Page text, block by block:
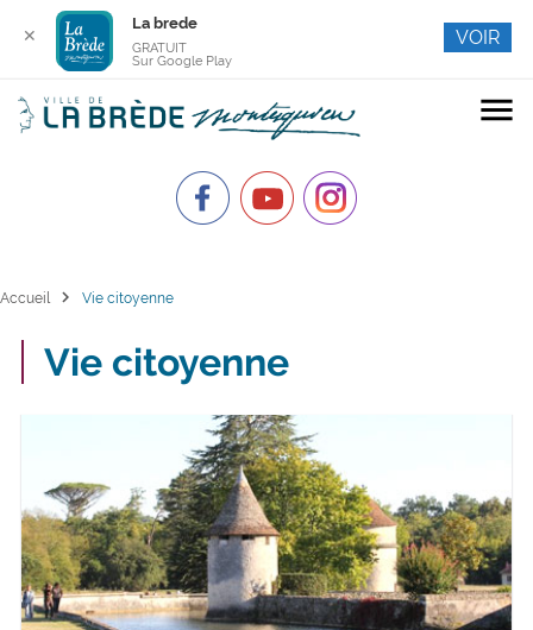
menu
Accueil chevron_right Vie citoyenne
Vie citoyenne
✕
La brede
GRATUIT
Sur Google Play
VOIR